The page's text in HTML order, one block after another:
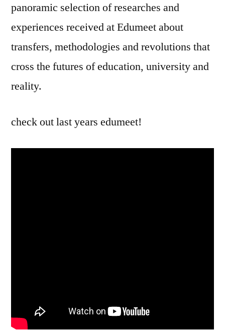
panoramic selection of researches and
experiences received at Edumeet about
transfers, methodologies and revolutions that
cross the futures of education, university and
reality.
check out last years edumeet!